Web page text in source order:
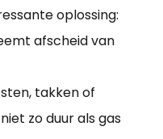
oplossing:
afscheid van
takken of
zo duur als gas